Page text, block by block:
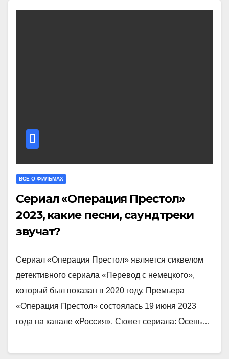
ВСЁ О ФИЛЬМАХ
Сериал «Операция Престол»
2023, какие песни, саундтреки
звучат?
Сериал «Операция Престол» является сиквелом
детективного сериала «Перевод с немецкого»,
который был показан в 2020 году. Премьера
«Операция Престол» состоялась 19 июня 2023
года на канале «Россия». Сюжет сериала: Осень…